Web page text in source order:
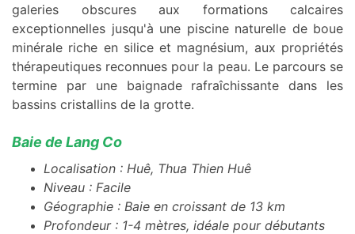
galeries obscures aux formations calcaires
exceptionnelles jusqu'à une piscine naturelle de boue
minérale riche en silice et magnésium, aux propriétés
thérapeutiques reconnues pour la peau. Le parcours se
termine par une baignade rafraîchissante dans les
bassins cristallins de la grotte.
Baie de Lang Co
Localisation : Huê, Thua Thien Huê
Niveau : Facile
Géographie : Baie en croissant de 13 km
Profondeur : 1-4 mètres, idéale pour débutants